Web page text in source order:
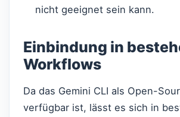
nicht geeignet sein kann.
Einbindung in
Workflows
Da das Gemini CLI als Open-
verfügbar ist, lässt es sich in